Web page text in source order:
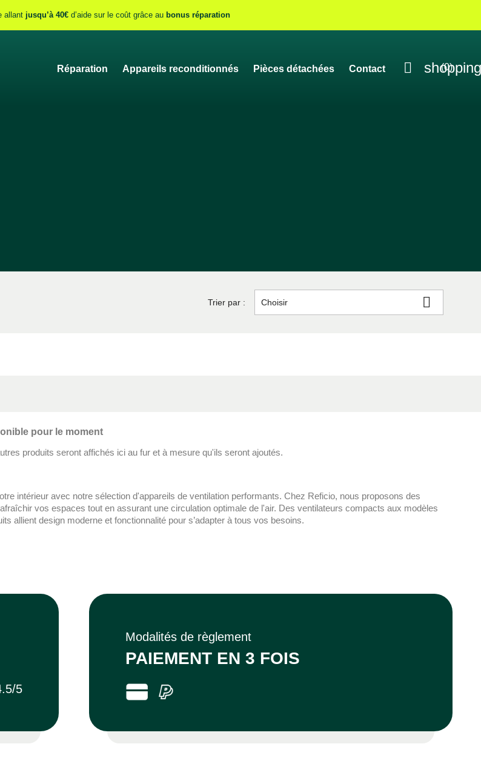
allant jusqu’à 40€ d’aide sur le coût grâce au bonus réparation
Réparation Appareils reconditionnés Pièces détachées Contact  (0)
Trier par : Choisir 
pour le moment
produits seront affichés ici au fur et à mesure qu'ils seront ajoutés.
intérieur avec notre sélection d'appareils de ventilation performants. Chez Reficio, nous proposons des
vos espaces tout en assurant une circulation optimale de l'air. Des ventilateurs compacts aux modèles
allient design moderne et fonctionnalité pour s’adapter à tous vos besoins.
5
Modalités de règlement
PAIEMENT EN 3 FOIS